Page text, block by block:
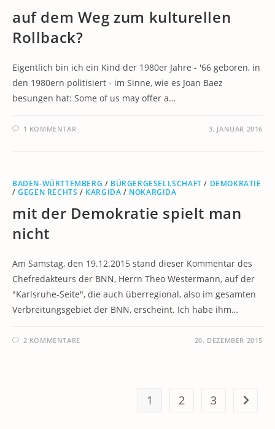
auf dem Weg zum kulturellen
Rollback?
Eigentlich bin ich ein Kind der 1980er Jahre - '66 geboren, in
den 1980ern politisiert - im Sinne, wie es Joan Baez
besungen hat: Some of us may offer a…
1 KOMMENTAR 3. JANUAR 2016
BADEN-WÜRTTEMBERG / BÜRGERGESELLSCHAFT / DEMOKRATIE
/GEGEN RECHTS / KARGIDA / NOKARGIDA
mit der Demokratie spielt man
nicht
Am Samstag, den 19.12.2015 stand dieser Kommentar des
Chefredakteurs der BNN, Herrn Theo Westermann, auf der
"Karlsruhe-Seite", die auch überregional, also im gesamten
Verbreitungsgebiet der BNN, erscheint. Ich habe ihm…
2 KOMMENTARE 20. DEZEMBER 2015
1 2 3 Zur